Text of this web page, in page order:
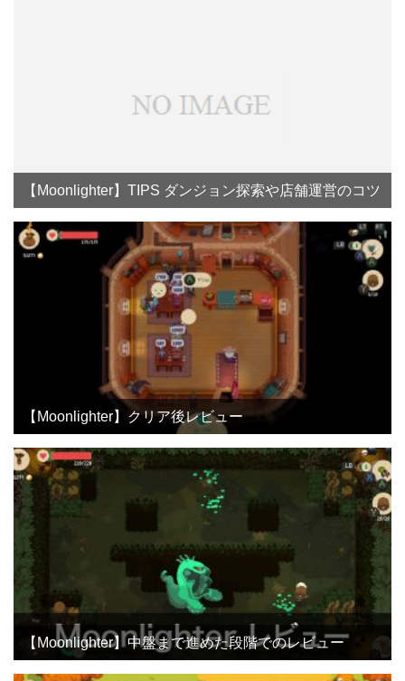
【Moonlighter】TIPS ダンジョン探索や店舗運営のコツ
【Moonlighter】クリア後レビュー
【Moonlighter】中盤まで進めた段階でのレビュー